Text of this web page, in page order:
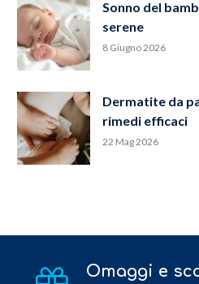
Sonno del
serene
8 Giugno 2026
Dermatite da
rimedi efficaci
22 Mag 2026
Omaggi e